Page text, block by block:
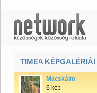
TIMEA KÉPGALÉRIÁI
Macskáim
6 kép